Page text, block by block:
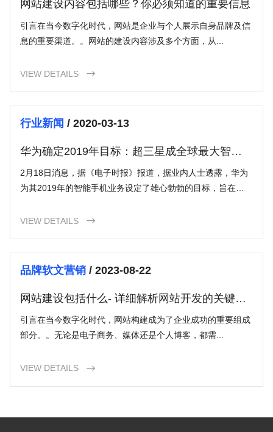
网站建设内容包括哪些？你必须知道的重要信息
引言在当今数字化时代，网站是企业与个人展示自身品牌及信
息的重要渠道。。网站的建设内容涉及多个方面，从...
VIEW DETAILS 
行业新闻/ 2020-03-13
华为确定2019年目标：超三星成全球最大智能
手机供应商
2月18日消息，据《电子时报》报道，据业内人士透露，华为
为其2019年的智能手机业务设定了雄心勃勃的目标，旨在取
将其2019年
VIEW DETAILS 
品牌软文营销/ 2023-08-22
网站建设包括什么- 详细解析网站开发的关键要
引言在当今数字化时代，网站构建成为了企业成功的重要组成
部分。。无论是电子商务、媒体还是个人博客，都需...
VIEW DETAILS 